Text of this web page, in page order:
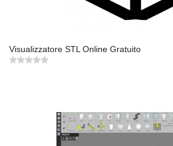
Visualizzatore STL Online Gratuito